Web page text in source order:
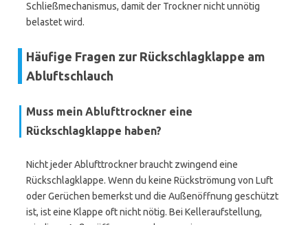
Schließmechanismus, damit der Trockner nicht unnötig
belastet wird.
Häufige Fragen zur Rückschlagklappe am
Abluftschlauch
Muss mein Ablufttrockner eine
Rückschlagklappe haben?
Nicht jeder Ablufttrockner braucht zwingend eine
Rückschlagklappe. Wenn du keine Rückströmung von Luft
oder Gerüchen bemerkst und die Außenöffnung geschützt
ist, ist eine Klappe oft nicht nötig. Bei Kelleraufstellung,